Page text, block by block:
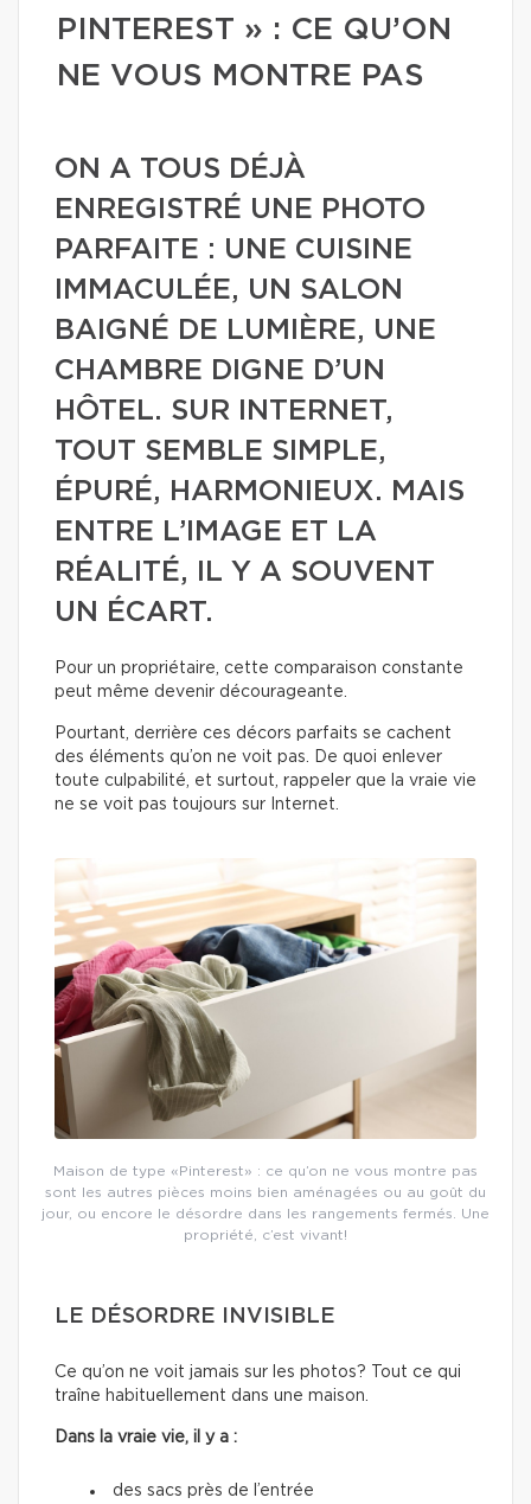
PINTEREST » : CE QU’ON
NE VOUS MONTRE PAS
ON A TOUS DÉJÀ
ENREGISTRÉ UNE PHOTO
PARFAITE : UNE CUISINE
IMMACULÉE, UN SALON
BAIGNÉ DE LUMIÈRE, UNE
CHAMBRE DIGNE D’UN
HÔTEL. SUR INTERNET,
TOUT SEMBLE SIMPLE,
ÉPURÉ, HARMONIEUX. MAIS
ENTRE L’IMAGE ET LA
RÉALITÉ, IL Y A SOUVENT
UN ÉCART.
Pour un propriétaire, cette comparaison constante
peut même devenir décourageante.
Pourtant, derrière ces décors parfaits se cachent
des éléments qu’on ne voit pas. De quoi enlever
toute culpabilité, et surtout, rappeler que la vraie vie
ne se voit pas toujours sur Internet.
Maison de type «Pinterest» : ce qu’on ne vous montre pas
sont les autres pièces moins bien aménagées ou au goût du
jour, ou encore le désordre dans les rangements fermés. Une
propriété, c’est vivant!
LE DÉSORDRE INVISIBLE
Ce qu’on ne voit jamais sur les photos? Tout ce qui
traîne habituellement dans une maison.
Dans la vraie vie, il y a :
des sacs près de l’entrée